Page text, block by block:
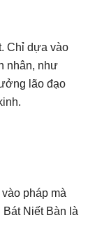
Chỉ dựa vào
nhân, như
lão đạo
pháp mà
Niết Bàn là